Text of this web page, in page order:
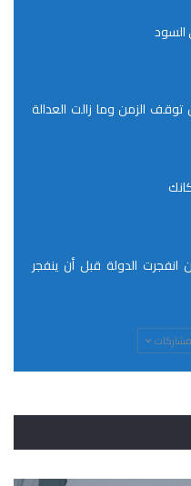
السود
الزمن وما زالت العدالة
انفجرت الدولة قبل أن ينفجر